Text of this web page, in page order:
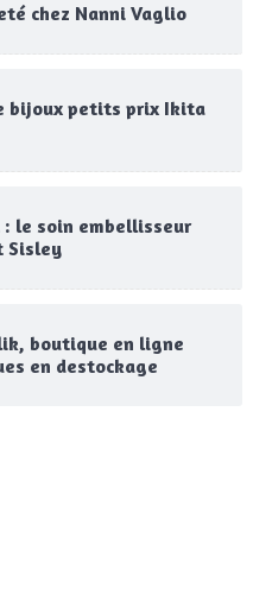
chez Nanni Vaglio
bijoux petits prix Ikita
le soin embellisseur
Sisley
boutique en ligne
en destockage